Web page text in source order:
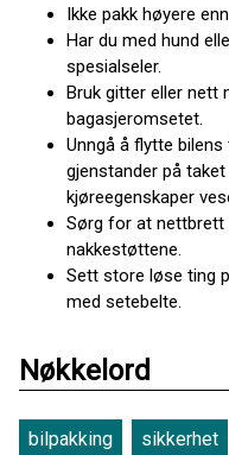
Ikke pakk høyere
Har du med hund
spesialseler.
Bruk gitter eller nett
bagasjeromsetet.
Unngå å flytte
gjenstander på
kjøreegenskaper
Sørg for at nettbrett
nakkestøttene.
Sett store løse ting
med setebelte.
Nøkkelord
bilpakking sikkerhet